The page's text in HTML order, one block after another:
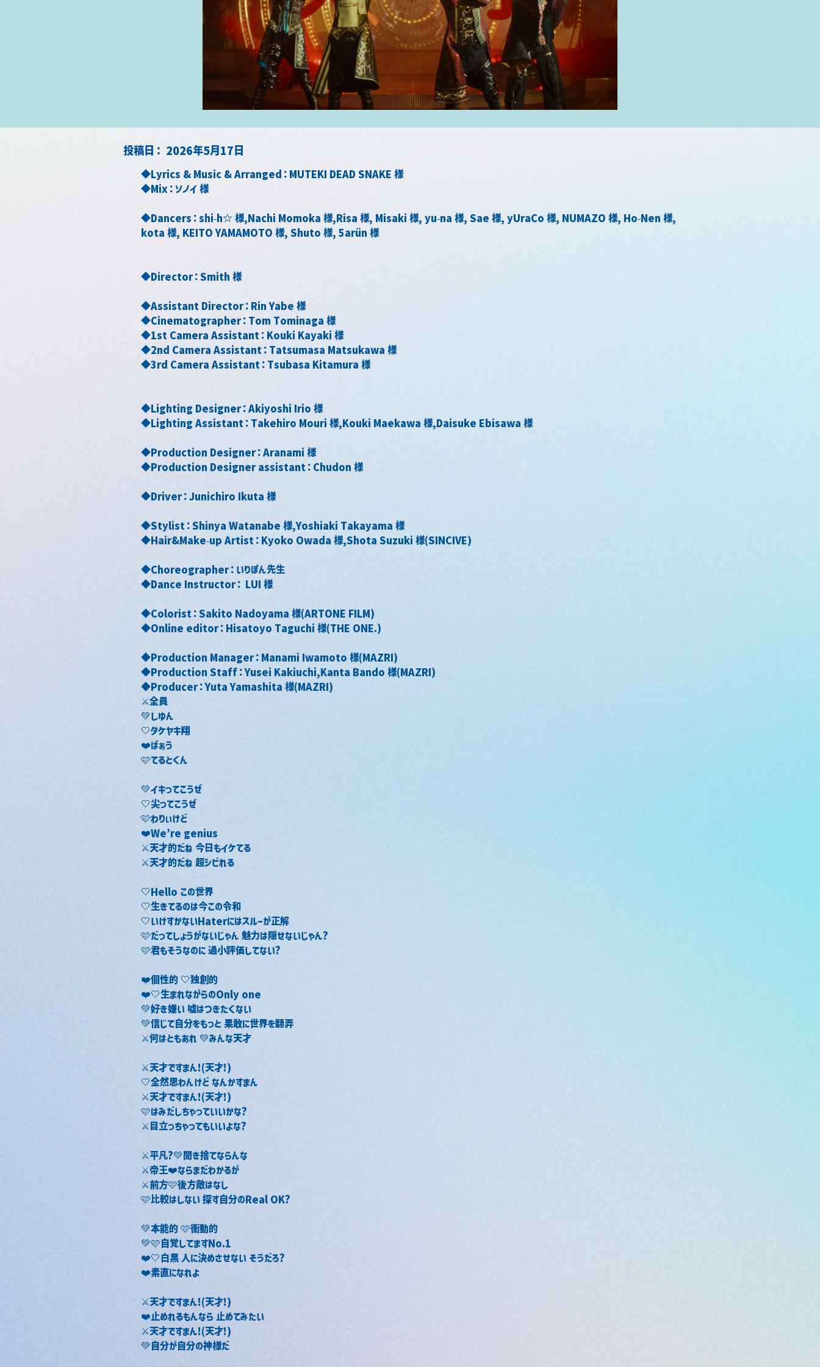
2026年5月17日
​投稿日：
◆Lyrics & Music & Arranged：MUTEKI DEAD SNAKE 様
◆Mix：ソノイ 様
◆Dancers：shi-h☆ 様,Nachi Momoka 様,Risa 様, Misaki 様, yu-na 様, Sae 様, yUraCo 様, NUMAZO 様, Ho-Nen 様,
kota 様, KEITO YAMAMOTO 様, Shuto 様, 5arün 様
◆Director：Smith 様
◆Assistant Director：Rin Yabe 様
◆Cinematographer：Tom Tominaga 様
◆1st Camera Assistant：Kouki Kayaki 様
◆2nd Camera Assistant：Tatsumasa Matsukawa 様
◆3rd Camera Assistant：Tsubasa Kitamura 様
◆Lighting Designer：Akiyoshi Irio 様
◆Lighting Assistant：Takehiro Mouri 様,Kouki Maekawa 様,Daisuke Ebisawa 様
◆Production Designer：Aranami 様
◆Production Designer assistant：Chudon 様
◆Driver：Junichiro Ikuta 様
◆Stylist：Shinya Watanabe 様,Yoshiaki Takayama 様
◆Hair&Make-up Artist：Kyoko Owada 様,Shota Suzuki 様(SINCIVE)
◆Choreographer：いりぽん先生
◆Dance Instructor： LUI 様
◆Colorist：Sakito Nadoyama 様(ARTONE FILM)
◆Online editor：Hisatoyo Taguchi 様(THE ONE.)
◆Production Manager：Manami Iwamoto 様(MAZRI)
◆Production Staff：Yusei Kakiuchi,Kanta Bando 様(MAZRI)
◆Producer：Yuta Yamashita 様(MAZRI)
⚔️全員
💚しゆん
🤍タケヤキ翔
❤️ばぁう
🩷てるとくん
💚イキってこうぜ
🤍尖ってこうぜ
🩷わりぃけど
❤️We’re genius
⚔️天才的だね 今日もイケてる
⚔️天才的だね 超シビれる
🤍Hello この世界
🤍生きてるのは今この令和
🤍いけすかないHaterにはスルーが正解
🩷だってしょうがないじゃん 魅力は隠せないじゃん?
🩷君もそうなのに 過小評価してない?
❤️個性的 🤍独創的
❤️🤍生まれながらのOnly one
💚好き嫌い 嘘はつきたくない
💚信じて自分をもっと 果敢に世界を翻弄
⚔️何はともあれ 💚みんな天才
⚔️天才ですまん!(天才!)
🤍全然思わんけど なんかすまん
⚔️天才ですまん!(天才!)
🩷はみだしちゃっていいかな?
⚔️目立っちゃってもいいよな?
⚔️平凡?💚聞き捨てならんな
⚔️帝王❤️ならまだわかるが
⚔️前方🩷後方敵はなし
🩷比較はしない 探す自分のReal OK?
💚本能的 🩷衝動的
💚🩷自覚してますNo.1
❤️🤍白黒 人に決めさせない そうだろ?
❤️素直になれよ
⚔️天才ですまん!(天才!)
❤️止めれるもんなら 止めてみたい
⚔️天才ですまん!(天才!)
💚自分が自分の神様だ